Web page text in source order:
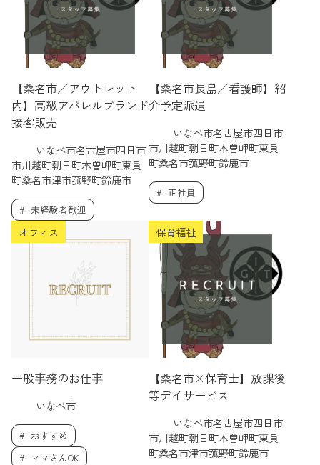
【桑名市／アウトレット
内】高級アパレルブランド
接客販売
いなべ市名古屋市四日市
市川越町朝日町木曽岬町東員
町桑名市津市菰野町鈴鹿市
未経験者歓迎
【桑名市長島／看護師】紹
介予定派遣
いなべ市名古屋市四日市
市川越町朝日町木曽岬町東員
町桑名市菰野町鈴鹿市
正社員
オフィス
一般事務のお仕事
いなべ市
おすすめ
ママさんOK
保育福祉
【桑名市×保育士】放課後
等デイサービス
いなべ市名古屋市四日市
市川越町朝日町木曽岬町東員
町桑名市津市菰野町鈴鹿市